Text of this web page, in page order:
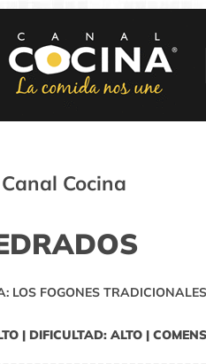
Canal Cocina
LOS FOGONES
| DIFICULTAD: ALTO |